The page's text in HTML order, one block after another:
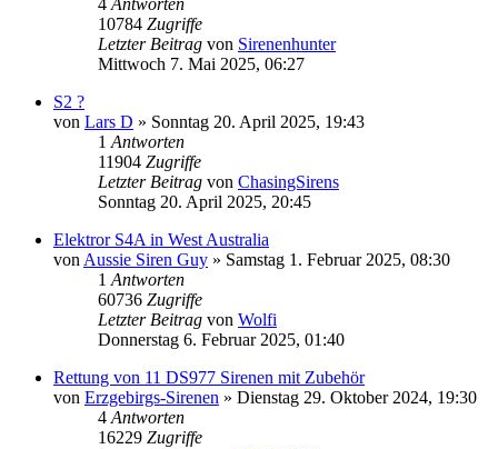
10784 Zugriffe
Letzter Beitrag von Sirenenhunter
Mittwoch 7. Mai 2025, 06:27
S2 ?
von Lars D » Sonntag 20. April 2025, 19:43
1 Antworten
11904 Zugriffe
Letzter Beitrag von ChasingSirens
Sonntag 20. April 2025, 20:45
Elektror S4A in West Australia
von Aussie Siren Guy » Samstag 1. Februar 2025, 08:30
1 Antworten
60736 Zugriffe
Letzter Beitrag von Wolfi
Donnerstag 6. Februar 2025, 01:40
Rettung von 11 DS977 Sirenen mit Zubehör
von Erzgebirgs-Sirenen » Dienstag 29. Oktober 2024, 19:30
4 Antworten
16229 Zugriffe